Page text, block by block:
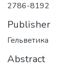
2786-8192
Publisher
Гельветика
Abstract